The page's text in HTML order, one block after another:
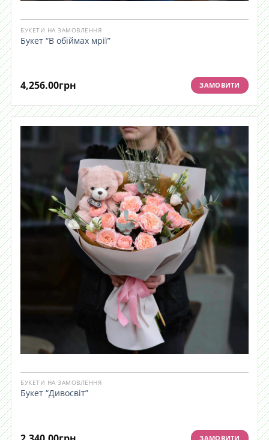
БУКЕТИ НА ЗАМОВЛЕННЯ
Букет “В обіймах мрії”
4,256.00грн ЗАМОВИТИ
БУКЕТИ НА ЗАМОВЛЕННЯ
Букет “Дивосвіт”
ЗАМОВИТИ